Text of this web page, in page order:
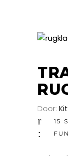
Door:
15